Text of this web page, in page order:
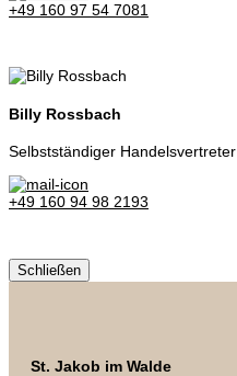
+49 160 97 54 7081
Billy Rossbach
Selbstständiger Handelsvertreter
+49 160 94 98 2193
Schließen
St. Jakob im Walde